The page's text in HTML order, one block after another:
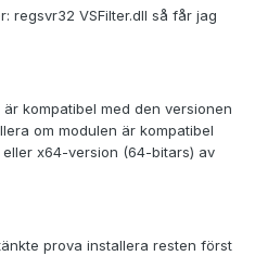
regsvr32 VSFilter.dll så får jag
kompatibel med den versionen
om modulen är kompatibel
x64-version (64-bitars) av
prova installera resten först